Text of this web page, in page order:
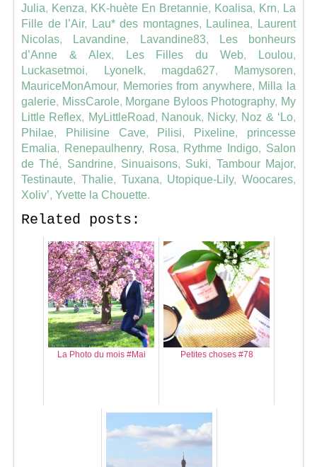
Julia, Kenza, KK-huète En Bretannie, Koalisa, Krn, La
Fille de l’Air, Lau* des montagnes, Laulinea,
Laurent
Nicolas, Lavandine, Lavandine83,
Les bonheurs
d’Anne & Alex, Les Filles du Web, Loulou,
Luckasetmoi, Lyonelk, magda627, Mamysoren,
MauriceMonAmour, Memories from anywhere, Milla la
galerie, MissCarole, Morgane Byloos Photography, My
Little Reflex, MyLittleRoad, Nanouk, Nicky, Noz & ‘Lo,
Philae, Philisine Cave, Pilisi, Pixeline, princesse
Emalia, Renepaulhenry, Rosa, Rythme Indigo, Salon
de Thé, Sandrine, Sinuaisons, Suki, Tambour Major,
Testinaute, Thalie, Tuxana, Utopique-Lily, Woocares,
Xoliv’, Yvette la Chouette.
Related posts:
La Photo du mois #Mai Petites choses #78